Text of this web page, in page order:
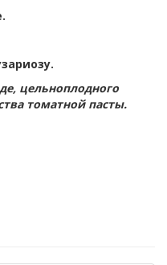
цельноплодного
томатной пасты.